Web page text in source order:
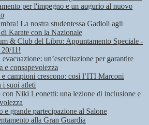
per l'impegno e un augurio al nuovo
La nostra studentessa Gadioli agli
Karate con la Nazionale
& Club del Libro: Appuntamento Speciale -
11!
un’esercitazione per garantire
e consapevolezza
e campioni crescono: così l’ITI Marconi
i suoi atleti
con Niki Leonetti: una lezione di inclusione e
e grande partecipazione al Salone
alla Gran Guardia